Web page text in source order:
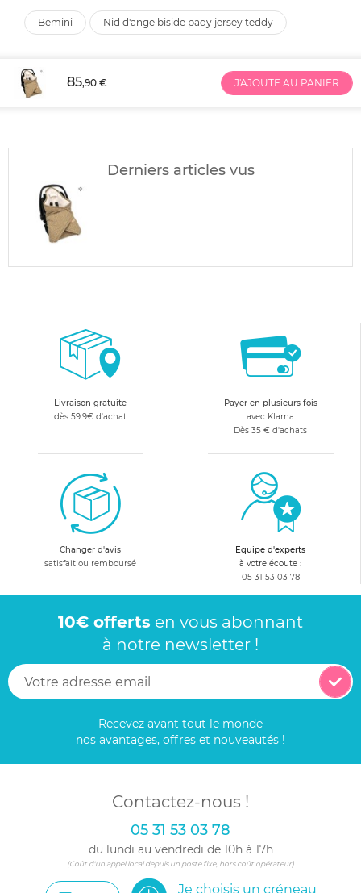
bemini nid d'ange biside pady jersey teddy
85,90 € J'AJOUTE AU PANIER
Derniers articles vus
Livraison gratuite
dès 59.9€ d'achat
Payer en plusieurs fois
avec Klarna
Dès 35 € d'achats
Changer d'avis
satisfait ou remboursé
Equipe d'experts
à votre écoute :
05 31 53 03 78
10€ offerts en vous abonnant
à notre newsletter !
Recevez avant tout le monde
nos avantages, offres et nouveautés !
Contactez-nous !
05 31 53 03 78
du lundi au vendredi de 10h à 17h
(Coût d'un appel local depuis un poste fixe, hors coût opérateur)
Je choisis un créneau